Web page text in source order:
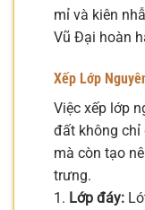
mỉ và kiên
Vũ Đại hoàn
Xếp Lớp
Việc xếp lớp
đất không chỉ
mà còn tạo
trưng.
1. Lớp đáy: